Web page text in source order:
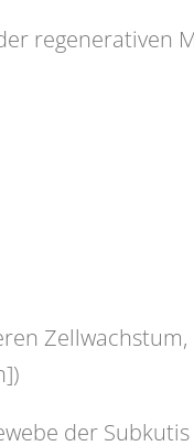
regenerativen
Zellwachstum,
der